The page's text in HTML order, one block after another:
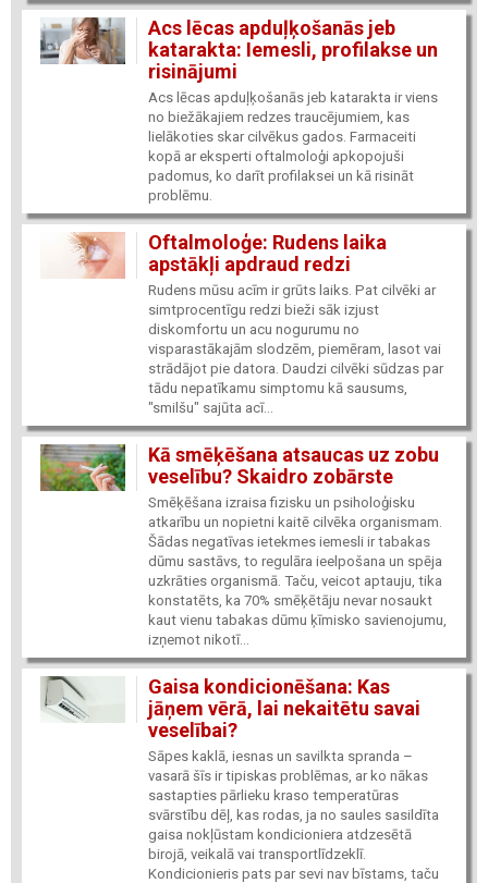
Acs lēcas apduļķošanās jeb
katarakta: Iemesli, profilakse un
risinājumi
Acs lēcas apduļķošanās jeb katarakta ir viens
no biežākajiem redzes traucējumiem, kas
lielākoties skar cilvēkus gados. Farmaceiti
kopā ar eksperti oftalmoloģi apkopojuši
padomus, ko darīt profilaksei un kā risināt
problēmu.
Oftalmoloģe: Rudens laika
apstākļi apdraud redzi
Rudens mūsu acīm ir grūts laiks. Pat cilvēki ar
simtprocentīgu redzi bieži sāk izjust
diskomfortu un acu nogurumu no
visparastākajām slodzēm, piemēram, lasot vai
strādājot pie datora. Daudzi cilvēki sūdzas par
tādu nepatīkamu simptomu kā sausums,
"smilšu" sajūta acī...
Kā smēķēšana atsaucas uz zobu
veselību? Skaidro zobārste
Smēķēšana izraisa fizisku un psiholoģisku
atkarību un nopietni kaitē cilvēka organismam.
Šādas negatīvas ietekmes iemesli ir tabakas
dūmu sastāvs, to regulāra ieelpošana un spēja
uzkrāties organismā. Taču, veicot aptauju, tika
konstatēts, ka 70% smēķētāju nevar nosaukt
kaut vienu tabakas dūmu ķīmisko savienojumu,
izņemot nikotī...
Gaisa kondicionēšana: Kas
jāņem vērā, lai nekaitētu savai
veselībai?
Sāpes kaklā, iesnas un savilkta spranda –
vasarā šīs ir tipiskas problēmas, ar ko nākas
sastapties pārlieku kraso temperatūras
svārstību dēļ, kas rodas, ja no saules sasildīta
gaisa nokļūstam kondicioniera atdzesētā
birojā, veikalā vai transportlīdzeklī.
Kondicionieris pats par sevi nav bīstams, taču